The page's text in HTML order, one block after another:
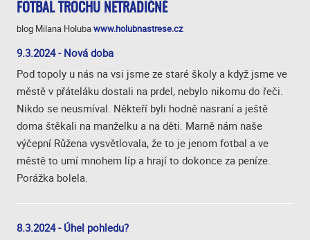
FOTBAL TROCHU NETRADIČNĚ
blog Milana Holubawww.holubnastrese.cz
9.3.2024 - Nová doba
Pod topoly u nás na vsi jsme ze staré školy a když jsme ve
městě v přáteláku dostali na prdel, nebylo nikomu do řeči.
Nikdo se neusmíval. Někteří byli hodně nasraní a ještě
doma štěkali na manželku a na děti. Marně nám naše
výčepní Růžena vysvětlovala, že to je jenom fotbal a ve
městě to umí mnohem líp a hrají to dokonce za peníze.
Porážka bolela.
8.3.2024 - Úhel pohledu?